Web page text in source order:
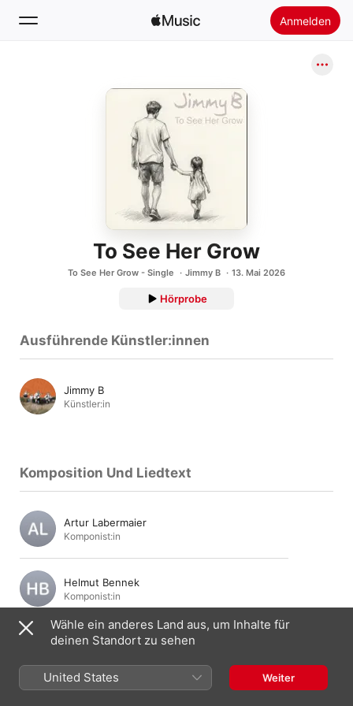
Anmelden
Apple Music installieren
To See Her Grow
To See Her Grow - Single Jimmy B 13. Mai 2026
Hörprobe
Ausführende Künstler:innen
Jimmy B
Künstler:in
Komposition Und Liedtext
Artur Labermaier
Komponist:in
Helmut Bennek
Komponist:in
Alexander Edward O*Brien
Wähle ein anderes Land aus, um Inhalte für
deinen Standort zu sehen
United States Weiter